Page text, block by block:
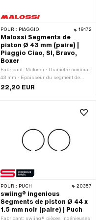
POUR : PIAGGIO 19172
Malossi Segments de
piston Ø 43 mm (paire) |
Piaggio Ciao, SI, Bravo,
Boxer
Fabricant: Malossi · Diamètre nominal:
43 mm · Epaisseur du segment de
piston: 1.75 mm · Moule à segments de
22,20 EUR
POUR : PUCH 20357
swiing® ingenious
Segments de piston Ø 44 x
1.5 mm noir (paire) | Puch
Fabricant: swiing® pièces ingénieuses